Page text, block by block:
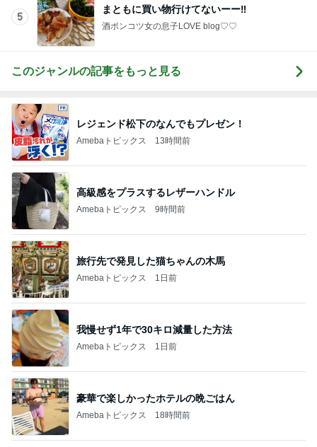
5
まともに買い物行けてないーー‼︎
酒ポンコツ女の息子LOVE blog♡♡
このジャンルの記事をもっと見る
レジェンド松下のなんでもプレゼン！
Amebaトピックス 13時間前
高級感をプラスするレザーハンドル
Amebaトピックス 9時間前
旅行先で発見した猫ちゃんの木馬
Amebaトピックス 1日前
我慢せず1年で30キロ減量した方法
Amebaトピックス 1日前
豪華で楽しかったホテルの晩ごはん
Amebaトピックス 18時間前